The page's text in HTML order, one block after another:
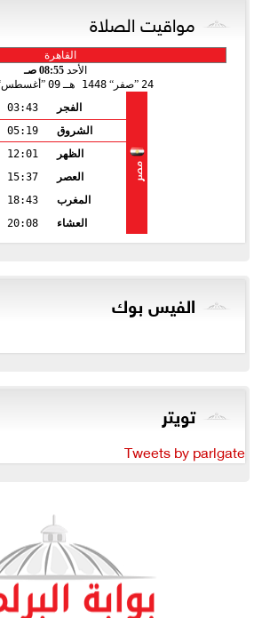
مواقيت الصلاة
الأحد08:55 صـ
24 صفر 1448 هـ 09 أغسطس
مصر
الفجر
03:43
الشروق
05:19
الظهر
12:01
العصر
15:37
المغرب
18:43
العشاء
20:08
الفيس بوك
تويتر
Tweets by parlgate